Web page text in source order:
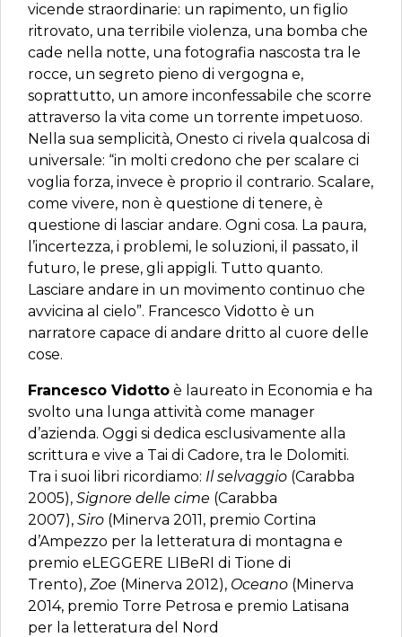
vicende straordinarie: un rapimento, un figlio
ritrovato, una terribile violenza, una bomba che
cade nella notte, una fotografia nascosta tra le
rocce, un segreto pieno di vergogna e,
soprattutto, un amore inconfessabile che scorre
attraverso la vita come un torrente impetuoso.
Nella sua semplicità, Onesto ci rivela qualcosa di
universale: “in molti credono che per scalare ci
voglia forza, invece è proprio il contrario. Scalare,
come vivere, non è questione di tenere, è
questione di lasciar andare. Ogni cosa. La paura,
l’incertezza, i problemi, le soluzioni, il passato, il
futuro, le prese, gli appigli. Tutto quanto.
Lasciare andare in un movimento continuo che
avvicina al cielo”. Francesco Vidotto è un
narratore capace di andare dritto al cuore delle
cose.
Francesco Vidotto è laureato in Economia e ha
svolto una lunga attività come manager
d’azienda. Oggi si dedica esclusivamente alla
scrittura e vive a Tai di Cadore, tra le Dolomiti.
Tra i suoi libri ricordiamo: Il selvaggio (Carabba
2005), Signore delle cime (Carabba
2007), Siro (Minerva 2011, premio Cortina
d’Ampezzo per la letteratura di montagna e
premio eLEGGERE LIBeRI di Tione di
Trento), Zoe (Minerva 2012), Oceano (Minerva
2014, premio Torre Petrosa e premio Latisana
per la letteratura del Nord